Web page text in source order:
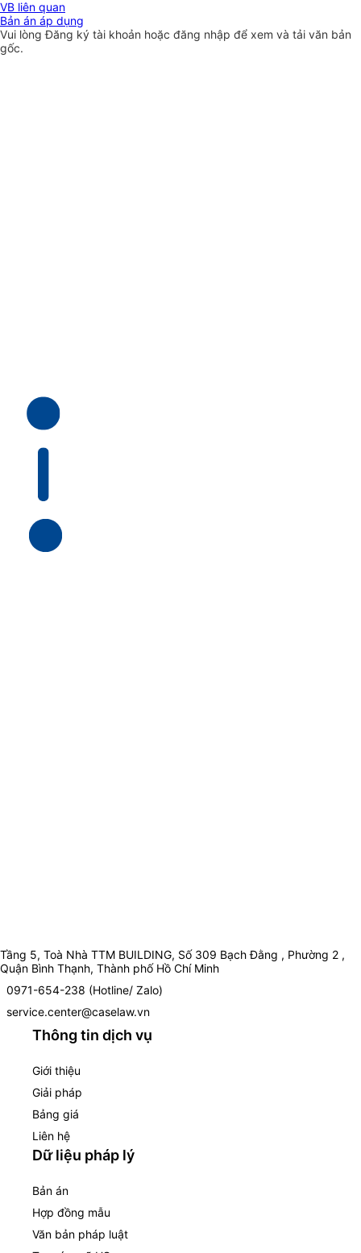
VB liên quan
Bản án áp dụng
Vui lòngĐăng ký tài khoản hoặc đăng nhập để xem và tải văn bản
gốc.
Tầng 5, Toà Nhà TTM BUILDING, Số 309 Bạch Đằng , Phường 2 ,
Quận Bình Thạnh, Thành phố Hồ Chí Minh
0971-654-238 (Hotline/ Zalo)
service.center@caselaw.vn
Thông tin dịch vụ
Giới thiệu
Giải pháp
Bảng giá
Liên hệ
Dữ liệu pháp lý
Bản án
Hợp đồng mẫu
Văn bản pháp luật